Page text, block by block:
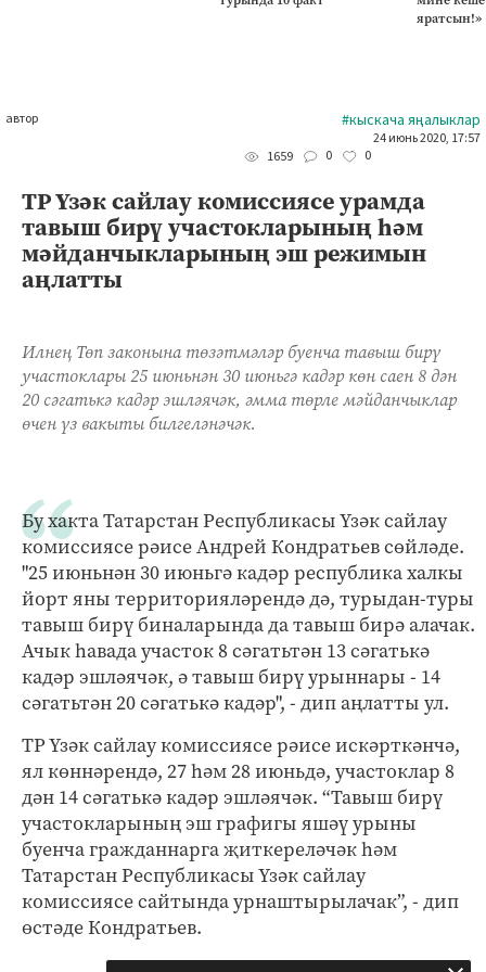
яратсын!»
автор #кыскача яңалыклар
24 июнь 2020, 17:57
1659
0 0
ТР Үзәк сайлау комиссиясе урамда
тавыш бирү участокларының һәм
мәйданчыкларының эш режимын
аңлатты
Илнең Төп законына төзәтмәләр буенча тавыш бирү
участоклары 25 июньнән 30 июньгә кадәр көн саен 8 дән
20 сәгатькә кадәр эшләячәк, әмма төрле мәйданчыклар
өчен үз вакыты билгеләнәчәк.
Бу хакта Татарстан Республикасы Үзәк сайлау
комиссиясе рәисе Андрей Кондратьев сөйләде.
"25 июньнән 30 июньгә кадәр республика халкы
йорт яны территорияләрендә дә, турыдан-туры
тавыш бирү биналарында да тавыш бирә алачак.
Ачык һавада участок 8 сәгатьтән 13 сәгатькә
кадәр эшләячәк, ә тавыш бирү урыннары - 14
сәгатьтән 20 сәгатькә кадәр", - дип аңлатты ул.
ТР Үзәк сайлау комиссиясе рәисе искәрткәнчә,
ял көннәрендә, 27 һәм 28 июньдә, участоклар 8
дән 14 сәгатькә кадәр эшләячәк. “Тавыш бирү
участокларының эш графигы яшәү урыны
буенча гражданнарга җиткереләчәк һәм
Татарстан Республикасы Үзәк сайлау
комиссиясе сайтында урнаштырылачак”, - дип
өстәде Кондратьев.